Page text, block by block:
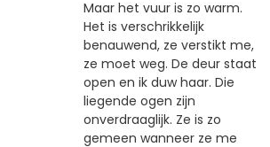
Maar het vuur is zo warm.
Het is verschrikkelijk
benauwend, ze verstikt me,
ze moet weg. De deur staat
open en ik duw haar. Die
liegende ogen zijn
onverdraaglijk. Ze is zo
gemeen wanneer ze me